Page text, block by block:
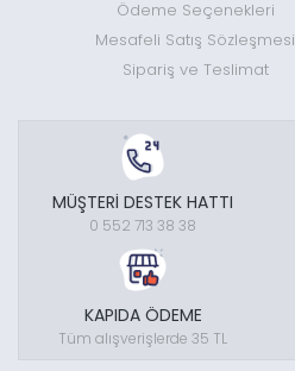
Ödeme Seçenekleri
Mesafeli Satış Sözleşmesi
Sipariş ve Teslimat
MÜŞTERİ DESTEK HATTI
0 552 713 38 38
KAPIDA ÖDEME
Tüm alışverişlerde 35 TL